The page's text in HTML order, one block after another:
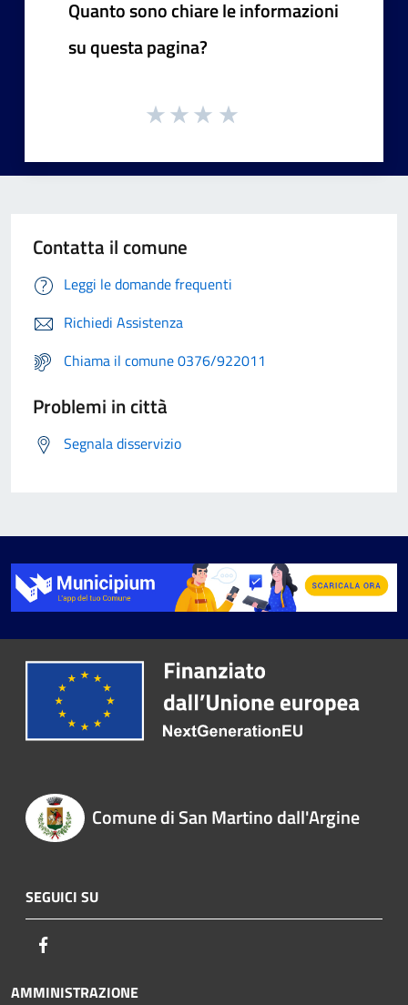
Quanto sono chiare le informazioni
su questa pagina?
Contatta il comune
Leggi le domande frequenti
Richiedi Assistenza
Chiama il comune 0376/922011
Problemi in città
Segnala disservizio
Comune di San Martino dall'Argine
SEGUICI SU
AMMINISTRAZIONE